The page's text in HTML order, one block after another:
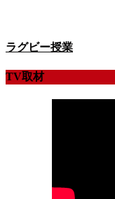
ラグビー授業
TV取材